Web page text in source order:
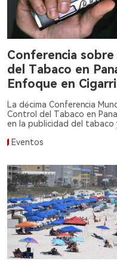
Conferencia sobre
del Tabaco en
Enfoque en
Electrónicos
La décima Conferencia
Control del Tabaco en
en la publicidad del tabaco
electrónicos.
Eventos